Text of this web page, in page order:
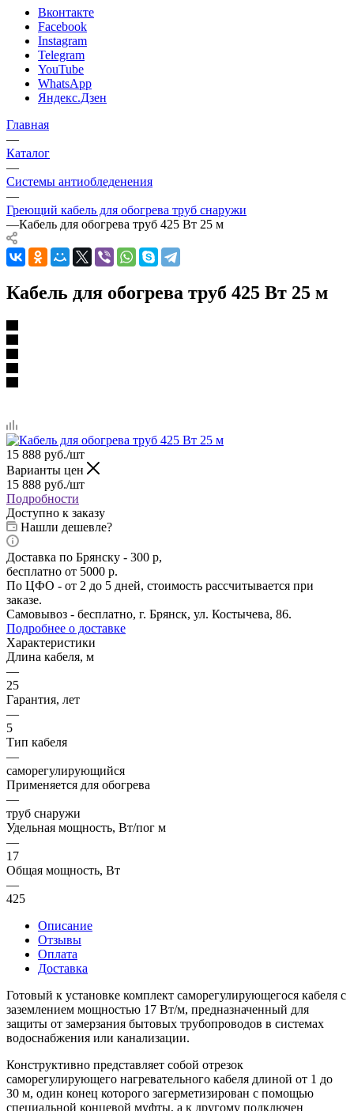
Вконтакте
Facebook
Instagram
Telegram
YouTube
WhatsApp
Яндекс.Дзен
Главная
—
Каталог
—
Системы антиобледенения
—
Греющий кабель для обогрева труб снаружи
—Кабель для обогрева труб 425 Вт 25 м
Кабель для обогрева труб 425 Вт 25 м
15 888 руб./шт
Варианты цен
15 888 руб./шт
Подробности
Доступно к заказу
Нашли дешевле?
Доставка по Брянску - 300 р,
бесплатно от 5000 р.
По ЦФО - от 2 до 5 дней, стоимость рассчитывается при
заказе.
Самовывоз - бесплатно, г. Брянск, ул. Костычева, 86.
Подробнее о доставке
Характеристики
Длина кабеля, м
—
25
Гарантия, лет
—
5
Тип кабеля
—
саморегулирующийся
Применяется для обогрева
—
труб снаружи
Удельная мощность, Вт/пог м
—
17
Общая мощность, Вт
—
425
Описание
Отзывы
Оплата
Доставка
Готовый к установке комплект саморегулирующегося кабеля с
заземлением мощностью 17 Вт/м, предназначенный для
защиты от замерзания бытовых трубопроводов в системах
водоснабжения или канализации.
Конструктивно представляет собой отрезок
саморегулирующего нагревательного кабеля длиной от 1 до
30 м, один конец которого загерметизирован с помощью
специальной концевой муфты, а к другому подключен